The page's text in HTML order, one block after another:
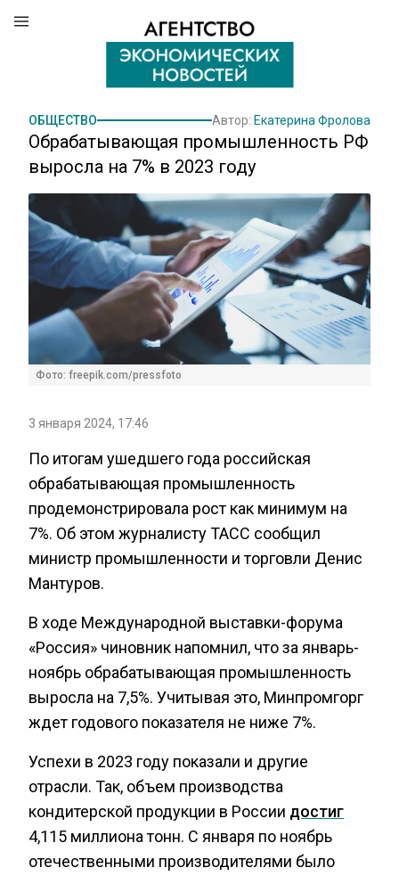
ОБЩЕСТВО Автор: Екатерина Фролова
Обрабатывающая промышленность РФ
выросла на 7% в 2023 году
Фото: freepik.com/pressfoto
3 января 2024, 17:46
По итогам ушедшего года российская
обрабатывающая промышленность
продемонстрировала рост как минимум на
7%. Об этом журналисту ТАСС сообщил
министр промышленности и торговли Денис
Мантуров.
В ходе Международной выставки-форума
«Россия» чиновник напомнил, что за январь-
ноябрь обрабатывающая промышленность
выросла на 7,5%. Учитывая это, Минпромгорг
ждет годового показателя не ниже 7%.
Успехи в 2023 году показали и другие
отрасли. Так, объем производства
кондитерской продукции в России достиг
4,115 миллиона тонн. С января по ноябрь
отечественными производителями было